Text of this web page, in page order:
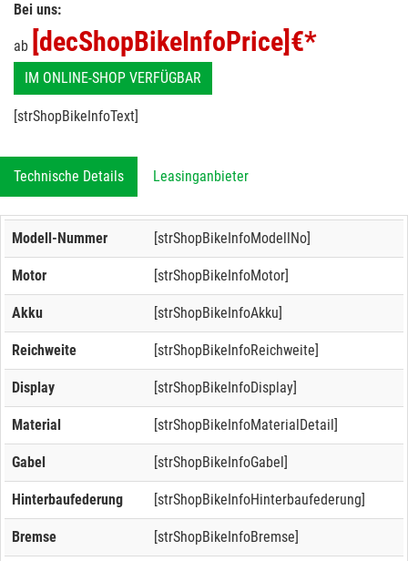
Bei uns:
ab [decShopBikeInfoPrice] €*
IM ONLINE-SHOP VERFÜGBAR
[strShopBikeInfoText]
Technische Details Leasinganbieter
Modell-Nummer [strShopBikeInfoModellNo]
Motor [strShopBikeInfoMotor]
Akku [strShopBikeInfoAkku]
Reichweite [strShopBikeInfoReichweite]
Display [strShopBikeInfoDisplay]
Material [strShopBikeInfoMaterialDetail]
Gabel [strShopBikeInfoGabel]
Hinterbaufederung [strShopBikeInfoHinterbaufederung]
Bremse [strShopBikeInfoBremse]